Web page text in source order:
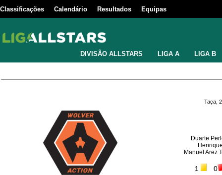
Classificações Calendário Resultados Equipas
DIVISÃO ALLSTARS LIGA A LIGA B
Taça,
Duarte
Manuel Arez
1 0